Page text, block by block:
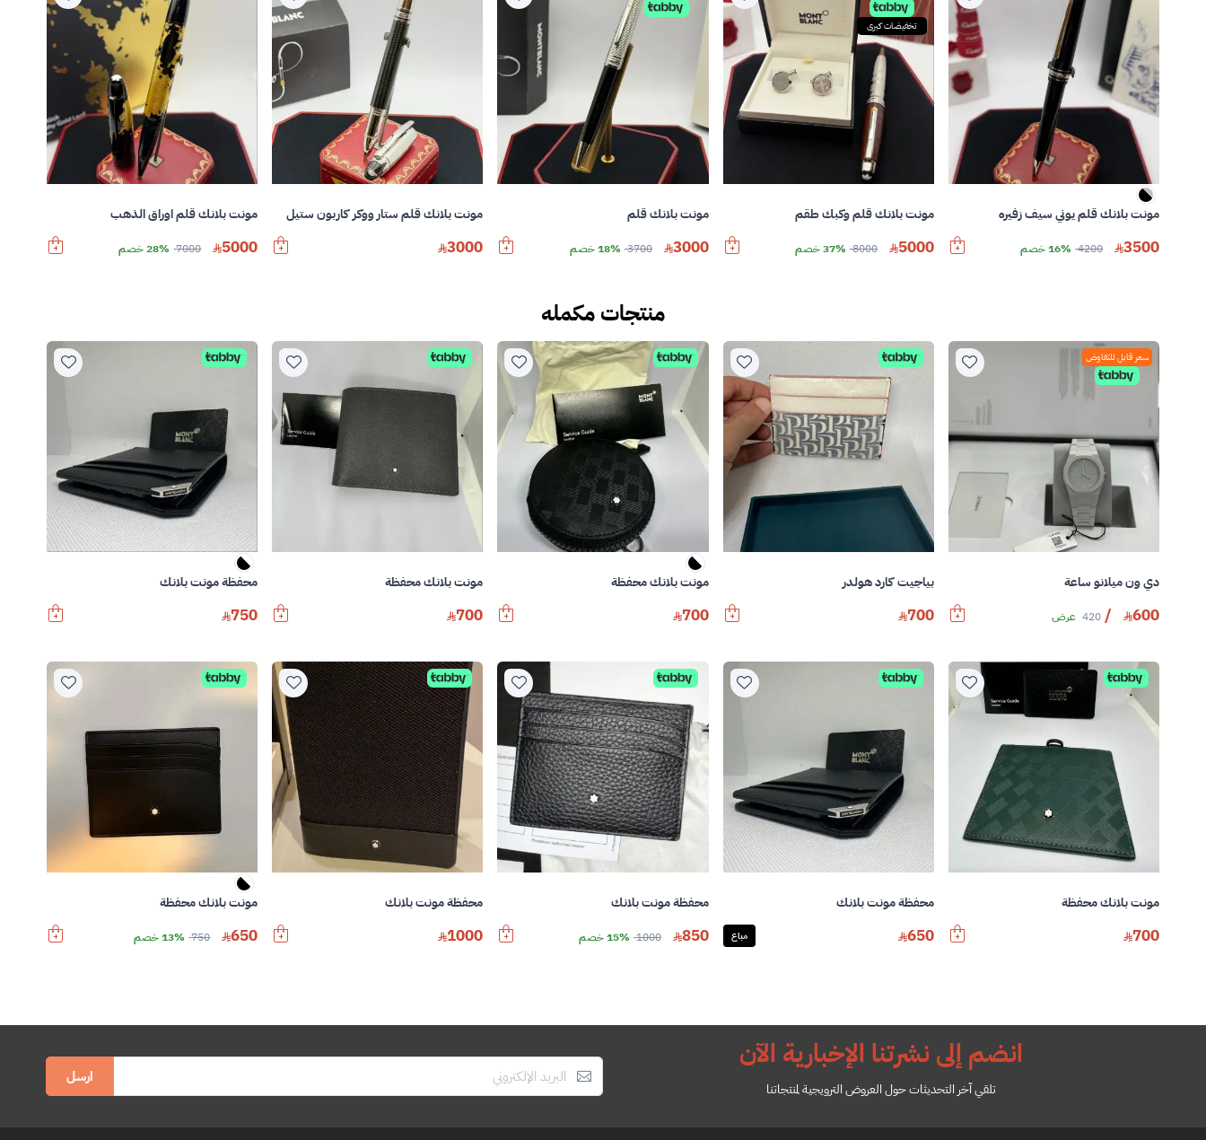
مونت بلانك قلم يوني سيف زفيره
3500
4200 16% خصم
تخفيضات كبرى
مونت بلانك قلم وكبك طقم
5000
8000 37% خصم
مونت بلانك قلم
3000
3700 18% خصم
مونت بلانك قلم ستار ووكر كاربون ستيل
3000
مونت بلانك قلم اوراق الذهب
5000
7000 28% خصم
منتجات مكمله
سعر قابل للتفاوض
دي ون ميلانو ساعة
600
/
420 عرض
بياجيت كارد هولدر
700
مونت بلانك محفظة
700
مونت بلانك محفظة
700
محفظة مونت بلانك
750
مونت بلانك محفظة
700
محفظة مونت بلانك
650 مباع
محفظة مونت بلانك
850
1000 15% خصم
محفظة مونت بلانك
1000
مونت بلانك محفظة
650
750 13% خصم
انضم إلى نشرتنا الإخبارية الآن
تلقي آخر التحديثات حول العروض الترويجية لمنتجاتنا
ارسل